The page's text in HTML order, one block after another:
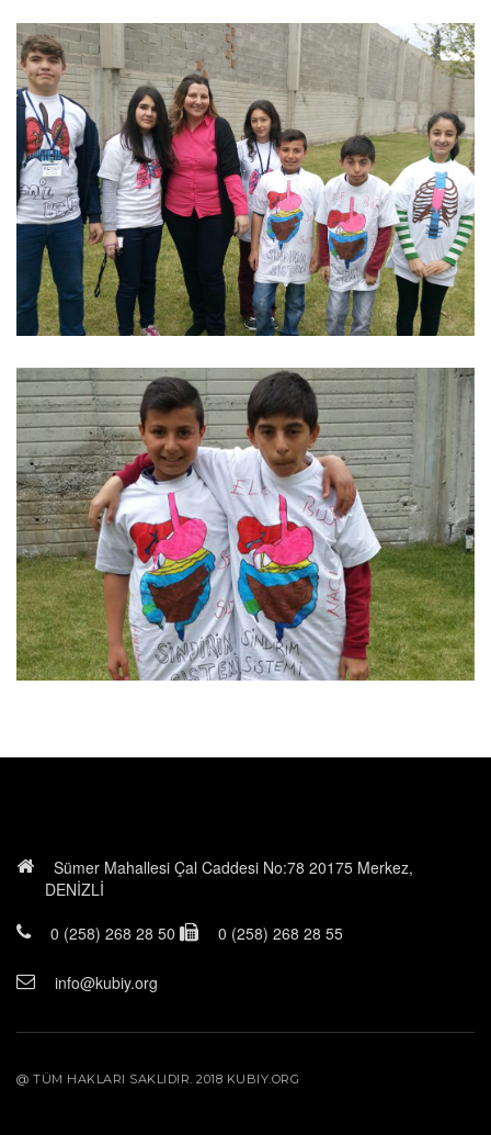
Sümer Mahallesi Çal Caddesi No:78 20175 Merkez,
DENİZLİ
0 (258) 268 28 50
0 (258) 268 28 55
info@kubiy.org
@ TÜM HAKLARI SAKLIDIR. 2018 KUBIY.ORG